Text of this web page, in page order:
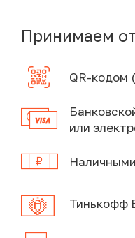
Принимаем
QR-кодом
или
Тинькофф